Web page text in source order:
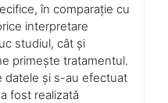
în comparație cu
interpretare
studiul, cât și
primește tratamentul.
datele și s-au efectuat
fost realizată